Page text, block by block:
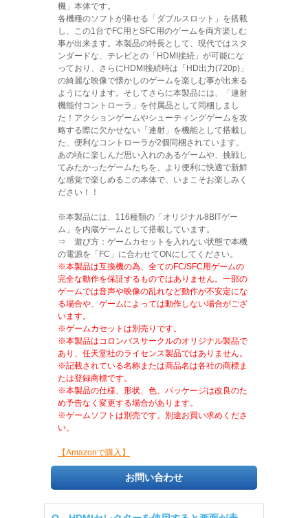
機」本体です。
各機種のソフトが挿せる「ダブルスロット」を搭載
し、この1台でFC用とSFC用のゲームを両方楽しむ
事が出来ます。本製品の特長として、現代ではスタ
ンダードな、テレビとの「HDMI接続」が可能にな
っており、さらにHDMI接続時は「HD出力(720p)」
の綺麗な映像で懐かしのゲームを楽しむ事が出来る
ようになります。そしてさらに本製品には、「連射
機能付コントローラ」を付属品として同梱しまし
た！アクションゲームやシューティングゲームを攻
略する際に欠かせない「連射」を機能として搭載し
た、便利なコントローラが2個同梱されています。
あの頃に楽しんだ思い入れのあるゲームや、挑戦し
てみたかったゲームたちを、より便利に快適で新鮮
な感覚で楽しめるこの本体で、いまこそお楽しみく
ださい！！
※本製品には、116種類の「オリジナル8BITゲー
ム」を内蔵ゲームとして搭載しています。
⇒ 遊び方：ゲームカセットを入れない状態で本機
の電源を「FC」に合わせてONにしてください。
※本製品は互換機の為、全てのFC/SFC用ゲームの
完全な動作を保証するものではありません。一部の
ゲームでは音声や映像の乱れなど動作が不安定にな
る場合や、ゲームによっては動作しない場合がござ
います。
※ゲームカセットは別売りです。
※本製品はコロンバスサークルのオリジナル製品で
あり、任天堂社のライセンス製品ではありません。
※記載されている名称または商品名は各社の商標ま
たは登録商標です。
※本製品の仕様、形状、色、パッケージは改良のた
め予告なく変更する場合があります。
※ゲームソフトは別売です。別途お買い求めくださ
い。
【Amazonで購入】
お問い合わせ